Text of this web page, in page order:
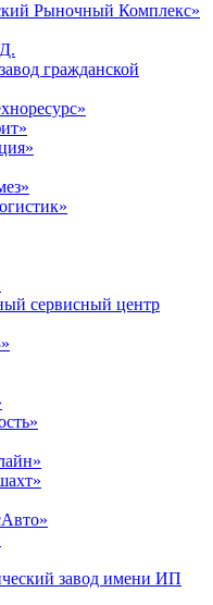
Рыночный Комплекс»
гражданской
сервисный центр
завод имени ИП